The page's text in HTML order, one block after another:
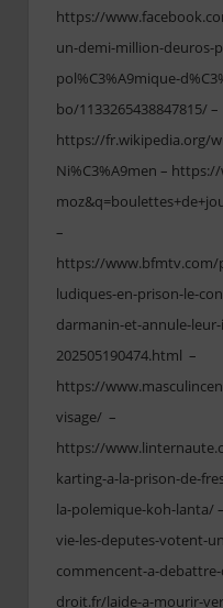
https://
un-demi-million-deuros-
pol%C3%A9mique-
bo/1133265438847815/ –
https://fr.wikipedia.org/
Ni%C3%A9men –
–
https://
ludiques-en-prison-le-
darmanin-et-annule-
202505190474.html –
https://
visage/ –
https://
karting-a-la-prison-de-
la-polemique-koh-lanta/
vie-les-deputes-votent-
commencent-a-
droit.fr/laide-a-mourir-